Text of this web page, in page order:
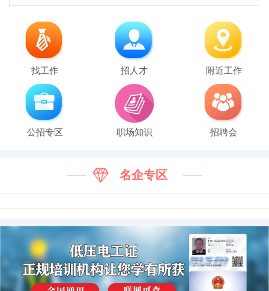
找工作 招人才 附近工作
公招专区 职场知识 招聘会
名企专区